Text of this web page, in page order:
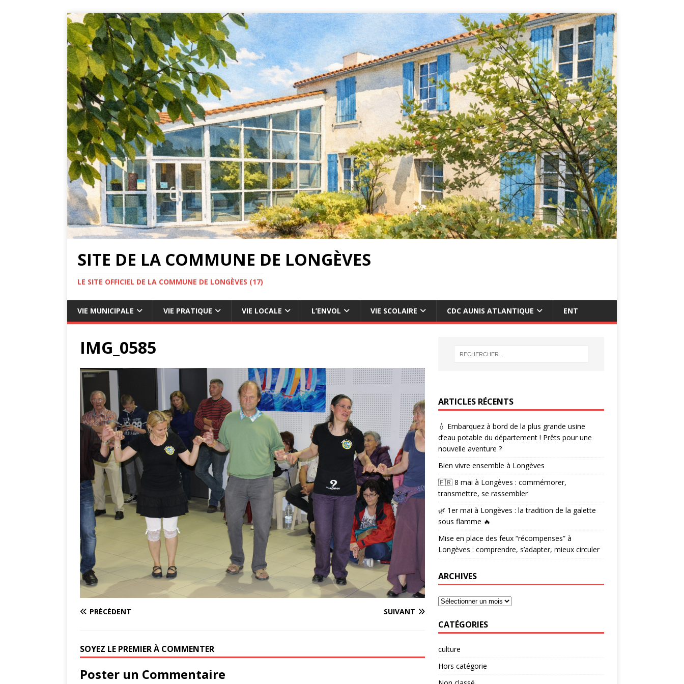
SITE DE LA COMMUNE DE LONGÈVES
LE SITE OFFICIEL DE LA COMMUNE DE LONGÈVES (17)
VIE MUNICIPALE VIE PRATIQUE VIE LOCALE L’ENVOL VIE SCOLAIRE CDC AUNIS ATLANTIQUE ENT
IMG_0585
PRÉCÉDENT SUIVANT
SOYEZ LE PREMIER À COMMENTER
Poster un Commentaire
ARTICLES RÉCENTS
💧 Embarquez à bord de la plus grande usine
d’eau potable du département ! Prêts pour une
nouvelle aventure ?
Bien vivre ensemble à Longèves
🇫🇷 8 mai à Longèves : commémorer,
transmettre, se rassembler
🌿 1er mai à Longèves : la tradition de la galette
sous flamme 🔥
Mise en place des feux “récompenses” à
Longèves : comprendre, s’adapter, mieux circuler
ARCHIVES
CATÉGORIES
culture
Hors catégorie